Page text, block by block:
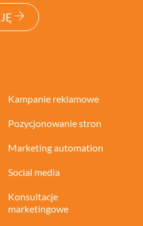
Kampanie reklamowe
Pozycjonowanie stron
Marketing automation
Social media
Konsultacje
marketingowe